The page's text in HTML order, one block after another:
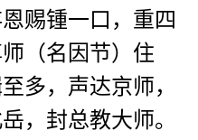
赐锺一口，重四
（名因节）住
多，声达京师，
，封总教大师。